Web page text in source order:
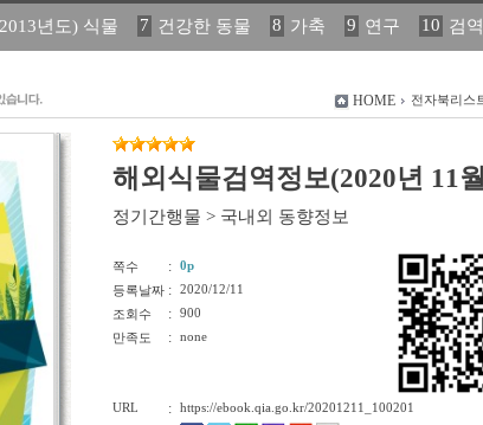
년도) 식물 7 건강한 동물 8 가축 9 연구 10 검
15 구제역 16 관리 17 연보 18 농림수산 19 2023
HOME 전자북리스
해외식물검역정보(2020년 11
정기간행물 > 국내외 동향정보
쪽수 :
0p
등록날짜 :
2020/12/11
조회수
:
900
만족도
: none
URL : https://ebook.qia.go.kr/20201211_100201